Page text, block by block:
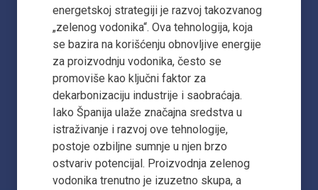
energetskoj strategiji je razvoj takozvanog
„zelenog vodonika“. Ova tehnologija, koja
se bazira na korišćenju obnovljive energije
za proizvodnju vodonika, često se
promoviše kao ključni faktor za
dekarbonizaciju industrije i saobraćaja.
Iako Španija ulaže značajna sredstva u
istraživanje i razvoj ove tehnologije,
postoje ozbiljne sumnje u njen brzo
ostvariv potencijal. Proizvodnja zelenog
vodonika trenutno je izuzetno skupa, a